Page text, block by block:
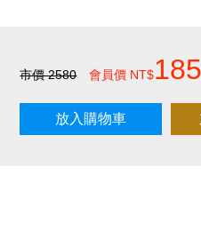
Golf Point
市價 2580 會員價 NT$
放入購物車